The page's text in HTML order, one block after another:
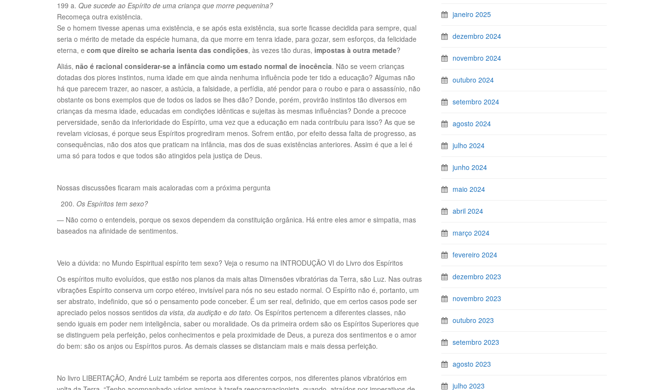
199 a. Que sucede ao Espírito de uma criança que morre pequenina?
Recomeça outra existência.
Se o homem tivesse apenas uma existência, e se após esta existência, sua sorte ficasse decidida para sempre, qual
seria o mérito de metade da espécie humana, da que morre em tenra idade, para gozar, sem esforços, da felicidade
eterna, e com que direito se acharia isenta das condições, às vezes tão duras, impostas à outra metade?
Aliás, não é racional considerar-se a infância como um estado normal de inocência. Não se veem crianças
dotadas dos piores instintos, numa idade em que ainda nenhuma influência pode ter tido a educação? Algumas não
há que parecem trazer, ao nascer, a astúcia, a falsidade, a perfídia, até pendor para o roubo e para o assassínio, não
obstante os bons exemplos que de todos os lados se lhes dão? Donde, porém, provirão instintos tão diversos em
crianças da mesma idade, educadas em condições idênticas e sujeitas às mesmas influências? Donde a precoce
perversidade, senão da inferioridade do Espírito, uma vez que a educação em nada contribuiu para isso? As que se
revelam viciosas, é porque seus Espíritos progrediram menos. Sofrem então, por efeito dessa falta de progresso, as
consequências, não dos atos que praticam na infância, mas dos de suas existências anteriores. Assim é que a lei é
uma só para todos e que todos são atingidos pela justiça de Deus.
Nossas discussões ficaram mais acaloradas com a próxima pergunta
Os Espíritos tem sexo?
— Não como o entendeis, porque os sexos dependem da constituição orgânica. Há entre eles amor e simpatia, mas
baseados na afinidade de sentimentos.
Veio a dúvida: no Mundo Espiritual espírito tem sexo? Veja o resumo na INTRODUÇÃO VI do Livro dos Espíritos
Os espíritos muito evoluídos, que estão nos planos da mais altas Dimensões vibratórias da Terra, são Luz. Nas outras
vibrações Espírito conserva um corpo etéreo, invisível para nós no seu estado normal. O Espírito não é, portanto, um
ser abstrato, indefinido, que só o pensamento pode conceber. É um ser real, definido, que em certos casos pode ser
apreciado pelos nossos sentidos da vista, da audição e do tato. Os Espíritos pertencem a diferentes classes, não
sendo iguais em poder nem inteligência, saber ou moralidade. Os da primeira ordem são os Espíritos Superiores que
se distinguem pela perfeição, pelos conhecimentos e pela proximidade de Deus, a pureza dos sentimentos e o amor
do bem: são os anjos ou Espíritos puros. As demais classes se distanciam mais e mais dessa perfeição.
No livro LIBERTAÇÃO, André Luiz também se reporta aos diferentes corpos, nos diferentes planos vibratórios em
janeiro 2025
dezembro 2024
novembro 2024
outubro 2024
setembro 2024
agosto 2024
julho 2024
junho 2024
maio 2024
abril 2024
março 2024
fevereiro 2024
dezembro 2023
novembro 2023
outubro 2023
setembro 2023
agosto 2023
julho 2023